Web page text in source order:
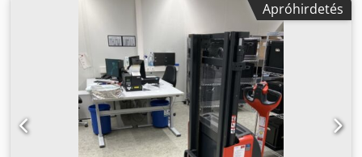
, Elektromos raklapemelő Márka:
Linde (Németország) Gyártási év: 2019 Csak 651 üzemóra
Terhelhetőség: 1 000 kg Dksdpfx Aoy Saz Soh Dor Emelési
magasság: 1 462 mm Áthajtási magasság: 1 930 mm
FREELIFT felszereltséggel Akkumulátor: külső töltővel
Automata töltőrendszer
Apróhirdetés